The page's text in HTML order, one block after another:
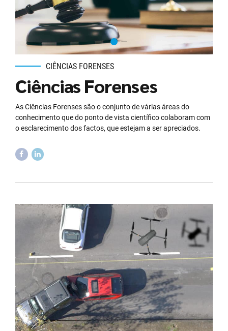
CIÊNCIAS FORENSES
Ciências Forenses
As Ciências Forenses são o conjunto de várias áreas do
conhecimento que do ponto de vista científico colaboram com
o esclarecimento dos factos, que estejam a ser apreciados.